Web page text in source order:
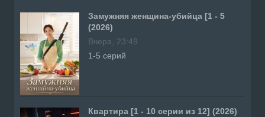
Замужняя женщина-убийца [1 - 5
(2026)
Вчера, 23:49
1-5 серий
Квартира [1 - 10 серии из 12] (2026)